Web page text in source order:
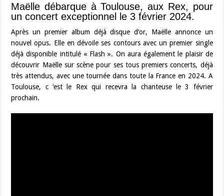
Maëlle débarque à Toulouse, aux Rex, pour
un concert exceptionnel le 3 février 2024.
Après un premier album déjà disque d’or, Maëlle annonce un
nouvel opus. Elle en dévoile ses contours avec un premier single
déjà disponible intitulé « Flash ». On aura également le plaisir de
découvrir Maëlle sur scène pour ses tous premiers concerts, déjà
très attendus, avec une tournée dans toute la France en 2024. A
Toulouse, c ‘est le Rex qui recevra la chanteuse le 3 février
prochain.